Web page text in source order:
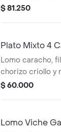
papas.
$ 81.250
Plato Mixto 4
Lomo caracho,
chorizo criollo y
$ 60.000
Lomo Viche